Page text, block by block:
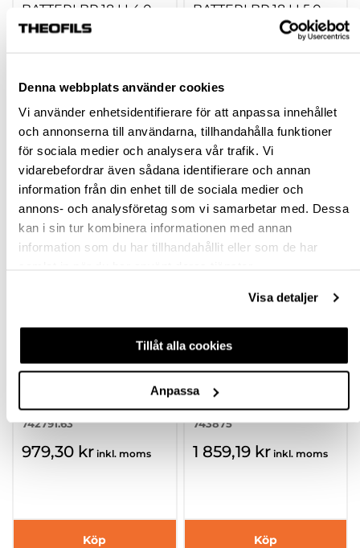
Denna webbplats använder cookies
Vi använder enhetsidentifierare för att anpassa innehållet
och annonserna till användarna, tillhandahålla funktioner
för sociala medier och analysera vår trafik. Vi
vidarebefordrar även sådana identifierare och annan
information från din enhet till de sociala medier och
annons- och analysföretag som vi samarbetar med. Dessa
kan i sin tur kombinera informationen med annan
information som du har tillhandahållit eller som de har
Visa detaljer
Tillåt alla cookies
Anpassa
BATTERI BP 18 LI 4,0
HPC-ASI
1 689,34 kr inkl. moms
Köp
BATTERI BP 18 LI 5,0
2 033,87 kr
Köp
LADDARE CXS MXC
742791.63
979,30 kr inkl. moms
Köp
LADDARE SCA 16
743875
1 859,19 kr inkl. moms
Köp